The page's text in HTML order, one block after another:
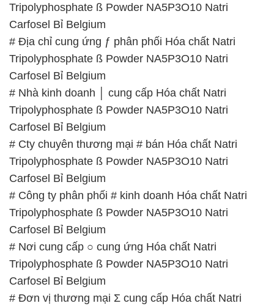
Tripolyphosphate ß Powder NA5P3O10 Natri
Carfosel Bỉ Belgium
# Địa chỉ cung ứng ƒ phân phối Hóa chất Natri
Tripolyphosphate ß Powder NA5P3O10 Natri
Carfosel Bỉ Belgium
# Nhà kinh doanh │ cung cấp Hóa chất Natri
Tripolyphosphate ß Powder NA5P3O10 Natri
Carfosel Bỉ Belgium
# Cty chuyên thương mại # bán Hóa chất Natri
Tripolyphosphate ß Powder NA5P3O10 Natri
Carfosel Bỉ Belgium
# Công ty phân phối # kinh doanh Hóa chất Natri
Tripolyphosphate ß Powder NA5P3O10 Natri
Carfosel Bỉ Belgium
# Nơi cung cấp ○ cung ứng Hóa chất Natri
Tripolyphosphate ß Powder NA5P3O10 Natri
Carfosel Bỉ Belgium
# Đơn vị thương mại Σ cung cấp Hóa chất Natri